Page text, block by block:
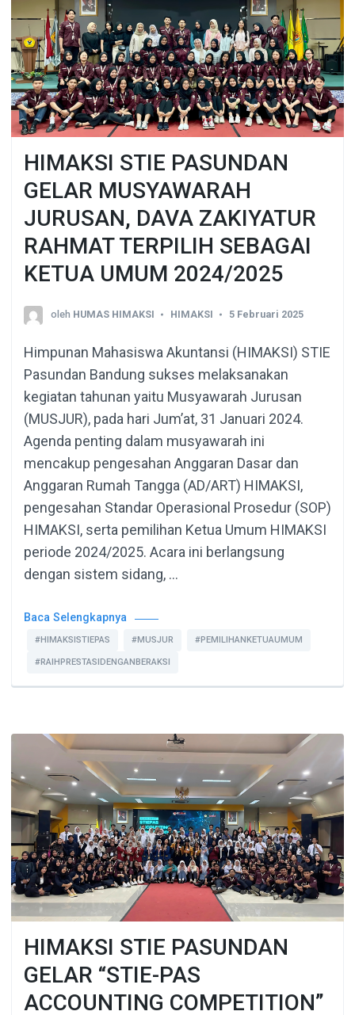
HIMAKSI STIE PASUNDAN
GELAR MUSYAWARAH
JURUSAN, DAVA ZAKIYATUR
RAHMAT TERPILIH SEBAGAI
KETUA UMUM 2024/2025
oleh HUMAS HIMAKSI HIMAKSI 5 Februari 2025
Himpunan Mahasiswa Akuntansi (HIMAKSI) STIE
Pasundan Bandung sukses melaksanakan
kegiatan tahunan yaitu Musyawarah Jurusan
(MUSJUR), pada hari Jum’at, 31 Januari 2024.
Agenda penting dalam musyawarah ini
mencakup pengesahan Anggaran Dasar dan
Anggaran Rumah Tangga (AD/ART) HIMAKSI,
pengesahan Standar Operasional Prosedur (SOP)
HIMAKSI, serta pemilihan Ketua Umum HIMAKSI
periode 2024/2025. Acara ini berlangsung
dengan sistem sidang, …
Baca Selengkapnya
#HIMAKSISTIEPAS #MUSJUR #PEMILIHANKETUAUMUM
#RAIHPRESTASIDENGANBERAKSI
HIMAKSI STIE PASUNDAN
GELAR “STIE-PAS
ACCOUNTING COMPETITION”